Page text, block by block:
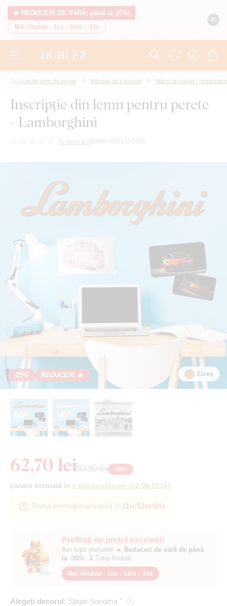
🔥 REDUCERI DE VARĂ: până la 30%!
Mai rămâne - 11o : 53m : 33s
Tablouri din lemn de perete Mijloace de transport Mărci de mașini / motociclete
Inscripție din lemn pentru perete
- Lamborghini
(0 recenzii) Model: BD-LO-0016
-25% REDUCERI 🔥 Cireș
Profitați de prețul excelent!
Am topit prețurile! ☀️ Reduceri de vară de până
la -30%. ⏳ Timp limitat!
Mai rămâne - 11o : 52m : 34s
Alegeți decorul: Stejar Sonoma
62,70 lei83,50 lei -25%
Livrare estimată în 4 zile lucrătoare (12.08.2026)
Prețul promoțional expiră în 11o:52m:34s